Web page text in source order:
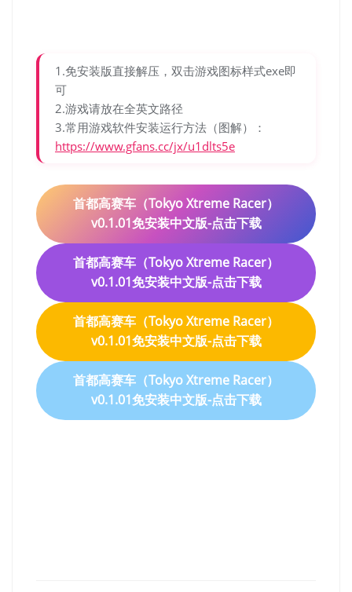
1.免安装版直接解压，双击游戏图标样式exe即
可
2.游戏请放在全英文路径
3.常用游戏软件安装运行方法（图解）：
https://www.gfans.cc/jx/u1dlts5e
首都高赛车（Tokyo Xtreme Racer）
v0.1.01免安装中文版-点击下载
首都高赛车（Tokyo Xtreme Racer）
v0.1.01免安装中文版-点击下载
首都高赛车（Tokyo Xtreme Racer）
v0.1.01免安装中文版-点击下载
首都高赛车（Tokyo Xtreme Racer）
v0.1.01免安装中文版-点击下载